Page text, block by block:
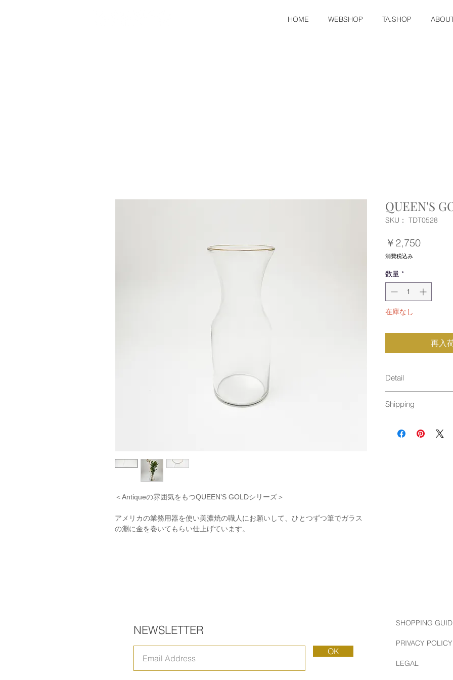
HOME WEBSHOP TA.SHOP
＜Antiqueの雰囲気をもつQUEEN’S GOLDシリーズ＞
アメリカの業務用器を使い美濃焼の職人にお願いして、ひとつずつ筆でガラス
の淵に金を巻いてもらい仕上げています。
QUEEN'S
SKU： TDT0528
￥2,750価
消費税込み
数量 *
在庫なし
再入
Detail
material : SODA
Shipping
NEWSLETTER
OK
SHOPPING
PRIVACY POLICY
LEGAL